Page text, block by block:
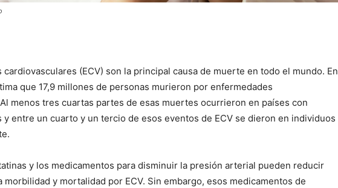
cardiovasculares (ECV) son la principal causa de muerte en todo el mundo. En
que 17,9 millones de personas murieron por enfermedades
Al menos tres cuartas partes de esas muertes ocurrieron en países con
y entre un cuarto y un tercio de esos eventos de ECV se dieron en individuos
y los medicamentos para disminuir la presión arterial pueden reducir
morbilidad y mortalidad por ECV. Sin embargo, esos medicamentos de